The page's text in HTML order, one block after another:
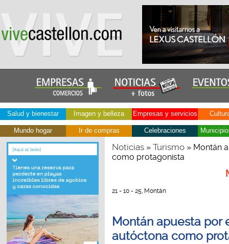
Salud y bienestar Imagen y belleza Empresas y servicios
Mundo hogar Ir de compras Celebraciones
Noticias» Turismo» Montán
como protagonista
21 - 10 - 25, Montán
Montán apuesta por
autóctona como